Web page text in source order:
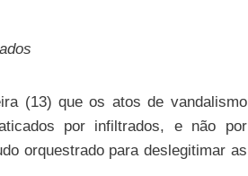
(13) que os atos de vandalismo
por infiltrados, e não por
orquestrado para deslegitimar as